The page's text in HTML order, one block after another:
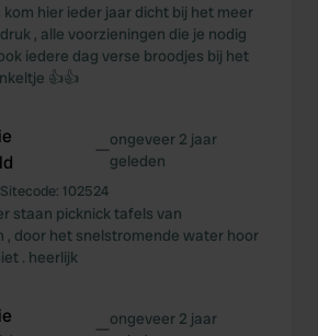
kom hier ieder jaar dicht bij het meer
, alle voorzieningen die je nodig
iedere dag verse broodjes bij het
👍👍
—ongeveer 2 jaar
geleden
Sitecode: 102524
staan picknick tafels van
, door het snelstromende water hoor
. heerlijk
—ongeveer 2 jaar